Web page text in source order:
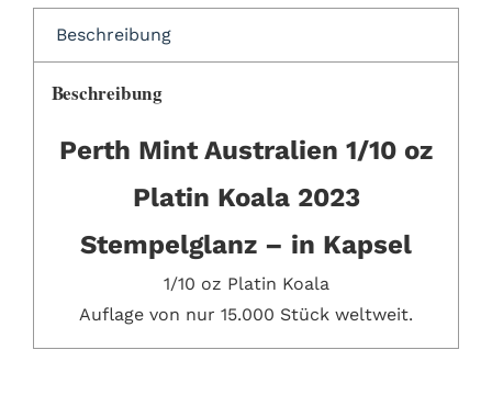
Beschreibung
Beschreibung
Perth Mint Australien 1/10 oz
Platin Koala 2023
Stempelglanz – in Kapsel
1/10 oz Platin Koala
Auflage von nur 15.000 Stück weltweit.